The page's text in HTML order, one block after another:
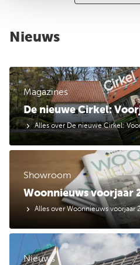
Nieuws
De nieuwe Cirkel:
Magazines
Alles over De nieuwe Cirkel:
Woonnieuws voorjaar
Showroom
Alles over Woonnieuws voorjaar
Nieuws